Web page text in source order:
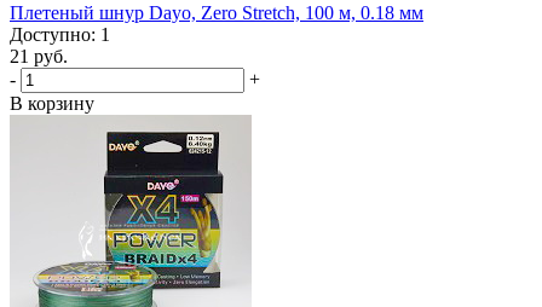
Плетеный шнур Dayo, Zero Stretch, 100 м, 0.18 мм
Доступно: 1
21 руб.
-
+
В корзину